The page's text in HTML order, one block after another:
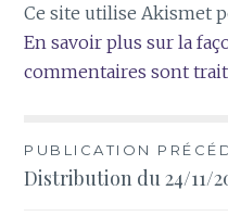
Ce site utilise Akismet
En savoir plus sur la
commentaires sont
Navigation
de
PUBLICATION
Distribution du 24/11/